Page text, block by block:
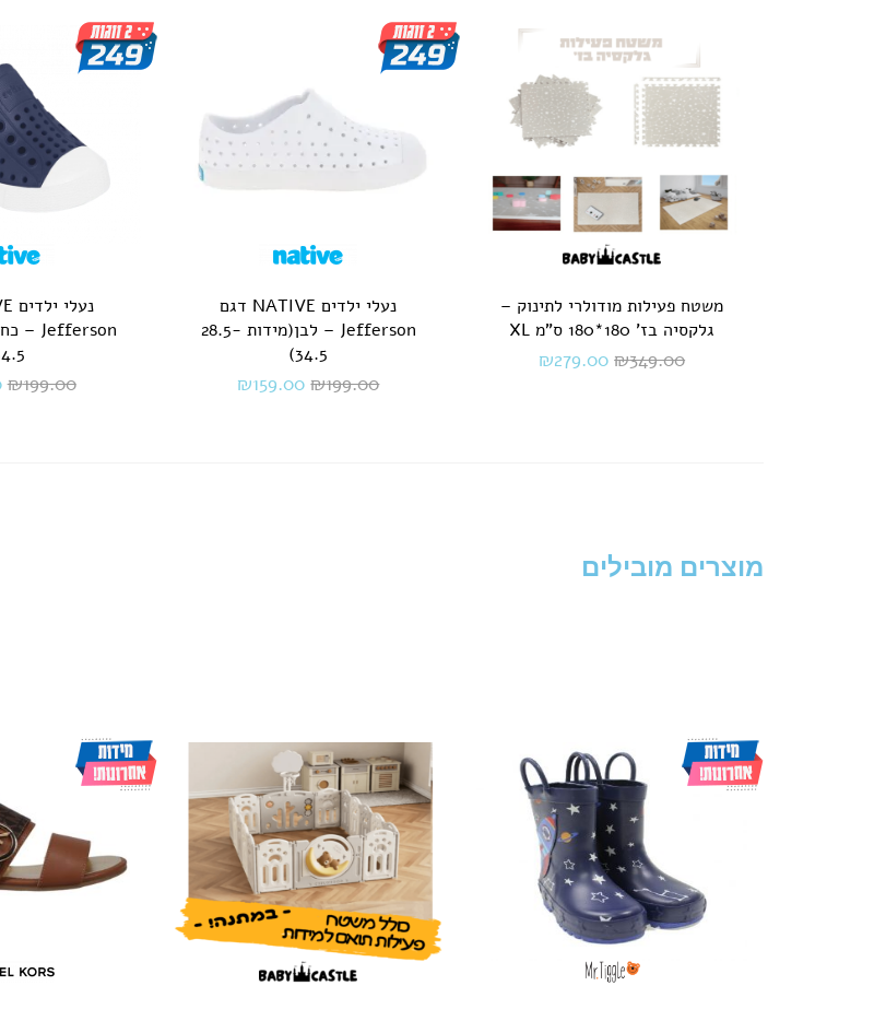
משטח פעילות מודולרי לתינוק –
גלקסיה בז' 180*180 ס"מ XL
₪349.00
₪279.00
נעלי ילדים NATIVE דגם
Jefferson – לבן(מידות 28.5-
34.5)
₪199.00
₪159.00
₪199.00
מוצרים מובילים